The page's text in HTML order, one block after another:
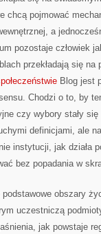
chcą pojmować
a
pozostaje człowiek
przekładają się
Blog jest
Chodzi o to, by
czy wybory stały
definicjami, ale
instytucji, jak działa
bez popadania w
podstawowe obszary
uczestniczą
jak powstaje